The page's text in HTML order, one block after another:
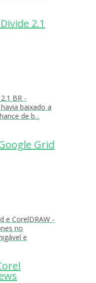
2.1
BR -
baixado a
de b...
Grid
e CorelDRAW -
no
e